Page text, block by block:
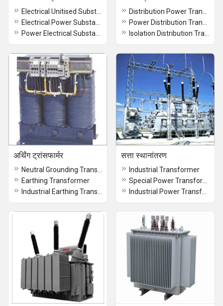
अर्थिंग ट्रांसफार्मर
Earthing Transformer
सत्ता स्थानांतरण
Industrial Transformer